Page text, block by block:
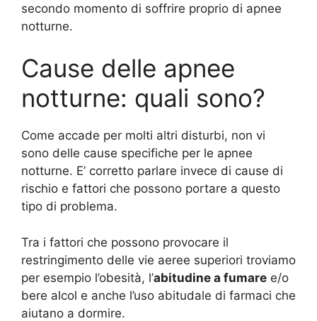
secondo momento di soffrire proprio di apnee
notturne.
Cause delle apnee
notturne: quali sono?
Come accade per molti altri disturbi, non vi
sono delle cause specifiche per le apnee
notturne. E’ corretto parlare invece di cause di
rischio e fattori che possono portare a questo
tipo di problema.
Tra i fattori che possono provocare il
restringimento delle vie aeree superiori troviamo
per esempio l’obesità, l’abitudine a fumare e/o
bere alcol e anche l’uso abitudale di farmaci che
aiutano a dormire.